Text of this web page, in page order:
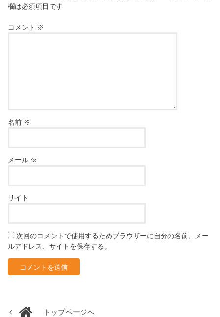
欄は必須項目です
コメント ※
名前 ※
メール ※
サイト
次回のコメントで使用するためブラウザーに自分の名前、メー
ルアドレス、サイトを保存する。
トップページへ